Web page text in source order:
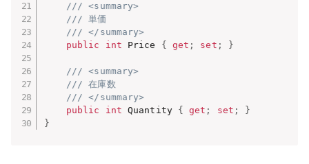
/// <summary>
/// 単価
/// </summary>
public
int Price { get ; set ; }
/// <summary>
/// 在庫数
/// </summary>
public
int Quantity { get ; set ;
}
}